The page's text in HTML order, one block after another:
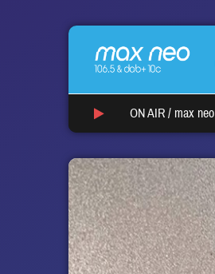
ON AIR / max neo